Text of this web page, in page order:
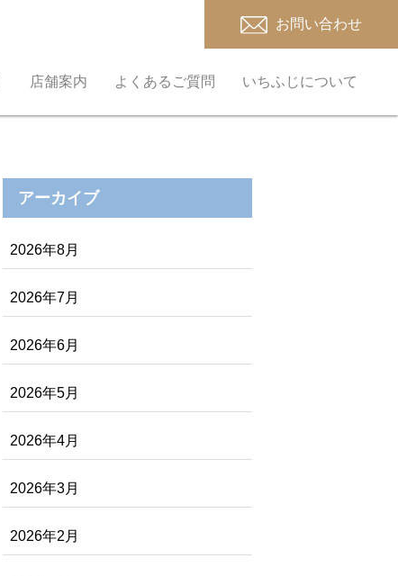
お問い合わせ
店舗案内 よくあるご質問 いちふじについて
アーカイブ
2026年8月
2026年7月
2026年6月
2026年5月
2026年4月
2026年3月
2026年2月